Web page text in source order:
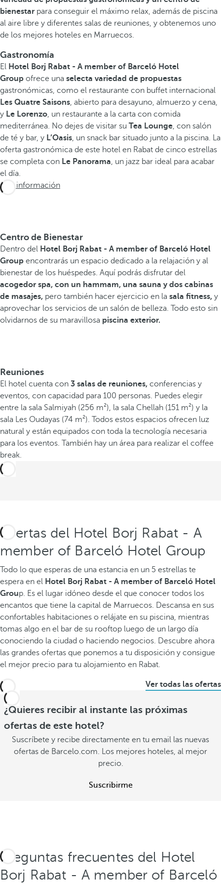
bienestar para conseguir el máximo relax, además de piscina
al aire libre y diferentes salas de reuniones, y obtenemos uno
de los mejores hoteles en Marruecos.
Gastronomía
El Hotel Borj Rabat - A member of Barceló Hotel
Group ofrece una selecta variedad de propuestas
gastronómicas, como el restaurante con buffet internacional
Les Quatre Saisons, abierto para desayuno, almuerzo y cena,
y Le Lorenzo, un restaurante a la carta con comida
mediterránea. No dejes de visitar su Tea Lounge, con salón
de té y bar, y L’Oasis, un snack bar situado junto a la piscina. La
oferta gastronómica de este hotel en Rabat de cinco estrellas
se completa con Le Panorama, un jazz bar ideal para acabar
el día.
Más información
Centro de Bienestar
Dentro del Hotel Borj Rabat - A member of Barceló Hotel
Group encontrarás un espacio dedicado a la relajación y al
bienestar de los huéspedes. Aquí podrás disfrutar del
acogedor spa, con un hammam, una sauna y dos cabinas
de masajes, pero también hacer ejercicio en la sala fitness, y
aprovechar los servicios de un salón de belleza. Todo esto sin
olvidarnos de su maravillosa piscina exterior.
Reuniones
El hotel cuenta con 3 salas de reuniones, conferencias y
eventos, con capacidad para 100 personas. Puedes elegir
entre la sala Salmiyah (256 m²), la sala Chellah (151 m²) y la
sala Les Oudayas (74 m²). Todos estos espacios ofrecen luz
natural y están equipados con toda la tecnología necesaria
para los eventos. También hay un área para realizar el coffee
break.
Ofertas del Hotel Borj Rabat - A
member of Barceló Hotel Group
Todo lo que esperas de una estancia en un 5 estrellas te
espera en el Hotel Borj Rabat - A member of Barceló Hotel
Group. Es el lugar idóneo desde el que conocer todos los
encantos que tiene la capital de Marruecos. Descansa en sus
confortables habitaciones o relájate en su piscina, mientras
tomas algo en el bar de su rooftop luego de un largo día
conociendo la ciudad o haciendo negocios. Descubre ahora
las grandes ofertas que ponemos a tu disposición y consigue
el mejor precio para tu alojamiento en Rabat.
Ver todas las ofertas
¿Quieres recibir al instante las próximas
ofertas de este hotel?
Suscríbete y recibe directamente en tu email las nuevas
ofertas de Barcelo.com. Los mejores hoteles, al mejor
precio.
Suscribirme
Preguntas frecuentes del Hotel
Borj Rabat - A member of Barceló